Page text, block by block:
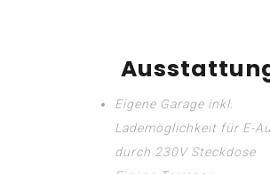
Eigene Garage inkl.
Lademöglichkeit für E-
durch 230V Steckdose